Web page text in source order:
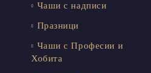
Чаши с надписи
Празници
Чаши с Професии и
Хобита